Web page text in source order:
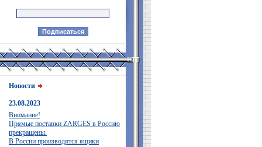
Новости
23.08.2023
Внимание!
Прямые поставки ZARGES в Россию
прекращены.
В России производятся ящики